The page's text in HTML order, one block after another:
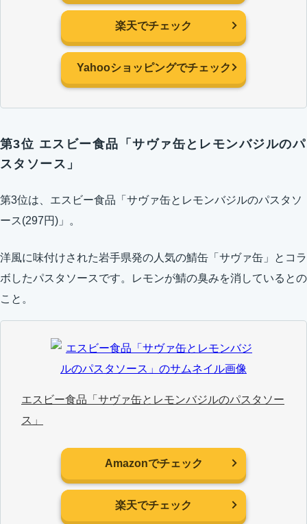
楽天でチェック
Yahooショッピングでチェック
第3位 エスビー食品「サヴァ缶とレモンバジルのパ
スタソース」
第3位は、エスビー食品「サヴァ缶とレモンバジルのパスタソ
ース(297円)」。
洋風に味付けされた岩手県発の人気の鯖缶「サヴァ缶」とコラ
ボしたパスタソースです。レモンが鯖の臭みを消しているとの
こと。
エスビー食品「サヴァ缶とレモンバジルのパスタソー
ス」
Amazonでチェック
楽天でチェック